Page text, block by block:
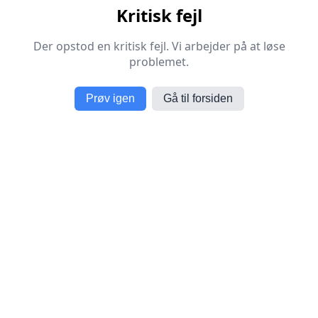
Kritisk fejl
Der opstod en kritisk fejl. Vi arbejder på at løse
problemet.
Prøv igen Gå til forsiden